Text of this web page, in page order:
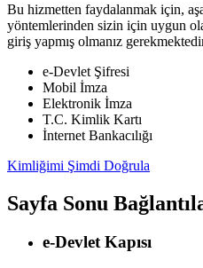
Bu hizmetten faydalanmak için,
yöntemlerinden sizin için uygun
giriş yapmış olmanız
e-Devlet Şifresi
Mobil İmza
Elektronik İmza
T.C. Kimlik Kartı
İnternet Bankacılığı
Kimliğimi Şimdi Doğrula
Sayfa Sonu
e-Devlet Kapısı